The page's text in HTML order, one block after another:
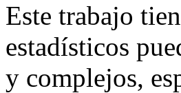
Este trabajo
estadísticos
y complejos,